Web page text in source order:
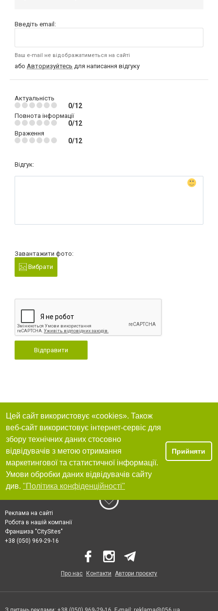
Введіть email:
Ваш e-mail не відображатиметься на сайті
або Авторизуйтесь для написання відгуку
Актуальність
0/12
Повнота інформації
0/12
Враження
0/12
Відгук:
Завантажити фото:
Вибрати
Відправити
Цей сайт використовує «cookies». Також
веб-сайт використовує інтернет-сервіс для
збору технічних даних стосовно
відвідувачів з метою отримання
маркетингової та статистичної інформації.
Умови обробки даних відвідувачів сайту
див. "Політика конфіденційності"
Прийняти
Реклама на сайті
Робота в нашій компанії
Франшиза "CitySites"
+38 (050) 969-29-16
Про нас Контакти Автори проєкту